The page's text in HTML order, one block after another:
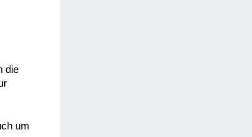
die
um